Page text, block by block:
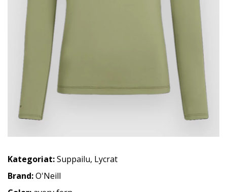
Kategoriat:Suppailu, Lycrat
Brand:O'Neill